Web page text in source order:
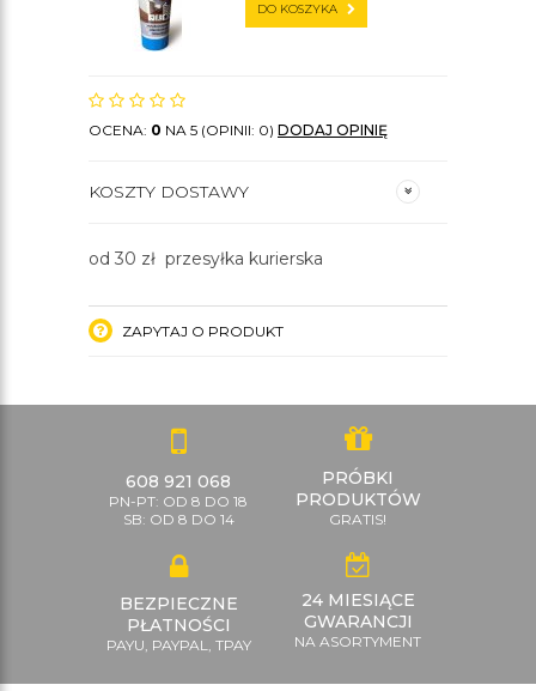
DO KOSZYKA
OCENA: 0 NA 5 (OPINII: 0) DODAJ OPINIĘ
KOSZTY DOSTAWY
od 30 zł przesyłka kurierska
ZAPYTAJ O PRODUKT
608 921 068
PN-PT: OD 8 DO 18
SB: OD 8 DO 14
PRÓBKI
PRODUKTÓW
GRATIS!
BEZPIECZNE
PŁATNOŚCI
PAYU, PAYPAL, TPAY
24 MIESIĄCE
GWARANCJI
NA ASORTYMENT